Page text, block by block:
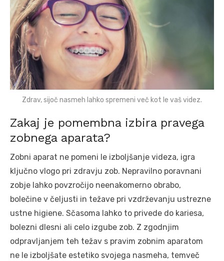
Zdrav, sijoč nasmeh lahko spremeni več kot le vaš videz.
Zakaj je pomembna izbira pravega
zobnega aparata?
Zobni aparat ne pomeni le izboljšanje videza, igra
ključno vlogo pri zdravju zob. Nepravilno poravnani
zobje lahko povzročijo neenakomerno obrabo,
bolečine v čeljusti in težave pri vzdrževanju ustrezne
ustne higiene. Sčasoma lahko to privede do kariesa,
bolezni dlesni ali celo izgube zob. Z zgodnjim
odpravljanjem teh težav s pravim zobnim aparatom
ne le izboljšate estetiko svojega nasmeha, temveč